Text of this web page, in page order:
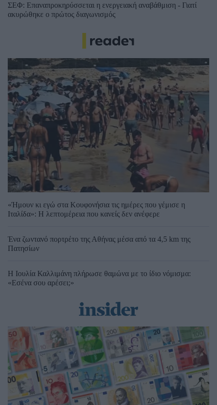
ΣΕΦ: Επαναπροκηρύσσεται η ενεργειακή αναβάθμιση - Γιατί
ακυρώθηκε ο πρώτος διαγωνισμός
«Ήμουν κι εγώ στα Κουφονήσια τις ημέρες που γέμισε η
Ιταλίδα»: Η λεπτομέρεια που κανείς δεν ανέφερε
Ένα ζωντανό πορτρέτο της Αθήνας μέσα από τα 4,5 km της
Πατησίων
Η Ιουλία Καλλιμάνη πλήρωσε θαμώνα με το ίδιο νόμισμα:
«Εσένα σου αρέσει;»